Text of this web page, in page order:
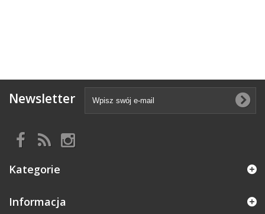
Newsletter
Kategorie
Informacja